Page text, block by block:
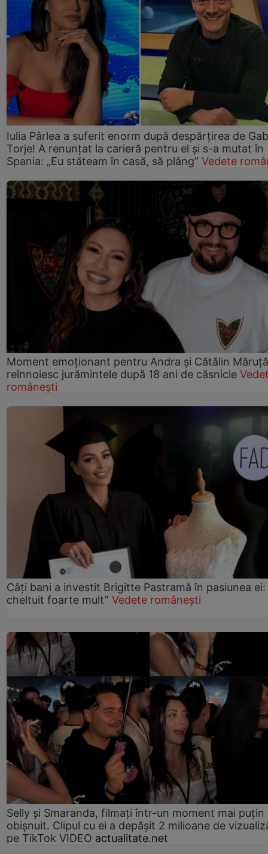
Iulia Pârlea a suferit enorm după despărțirea de
Torje! A renunțat la carieră pentru el și s-a mutat în
Spania: „Eu stăteam în casă, să plâng” Vedete
Moment emoționant pentru Andra și Cătălin
reînnoiesc jurămintele după 18 ani de căsnicie
românești
Câți bani a investit Brigitte Pastramă în pasiunea ei:
cheltuit foarte mult” Vedete românești
Selly și Smaranda, filmați într-un moment mai puțin
obișnuit. Clipul cu ei a depășit 2 milioane de
pe TikTok VIDEO actualitate.net